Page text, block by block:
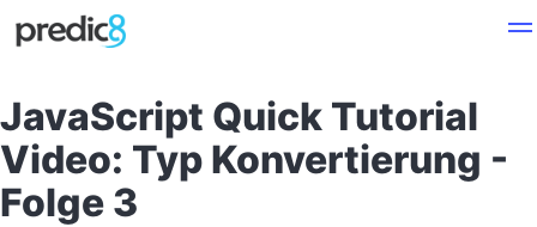
JavaScript Quick Tutorial
Video: Typ Konvertierung -
Folge 3